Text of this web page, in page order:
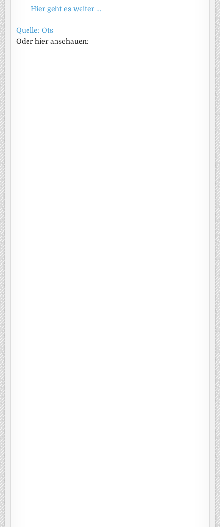
Hier geht es weiter …
Quelle: Ots
Oder hier anschauen: